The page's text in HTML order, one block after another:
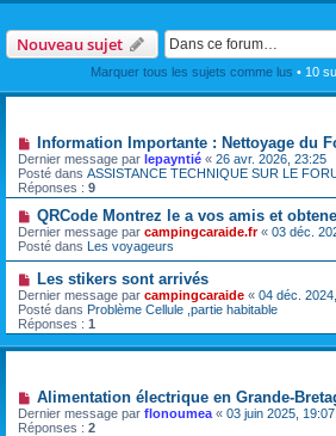
Nouveau sujet
Marquer tous les sujets comme lus • 10
Information Importante : Nettoyage du
Dernier message par lepayntié « 26 avr. 2026, 23:25
Posté dans ASSISTANCE TECHNIQUE SUR LE
Réponses : 9
QRCode Montrez le a vos amis et
Dernier message par campingcaraide.fr« 03 déc.
Posté dans Les voyageurs
Les stikers sont arrivés
Dernier message par campingcaraide « 04 déc.
Posté dans Problème Cellule ,partie habitable
Réponses : 1
Alimentation électrique en Grande-
Dernier message par flonoumea « 03 juin 2025, 19:07
Réponses : 2